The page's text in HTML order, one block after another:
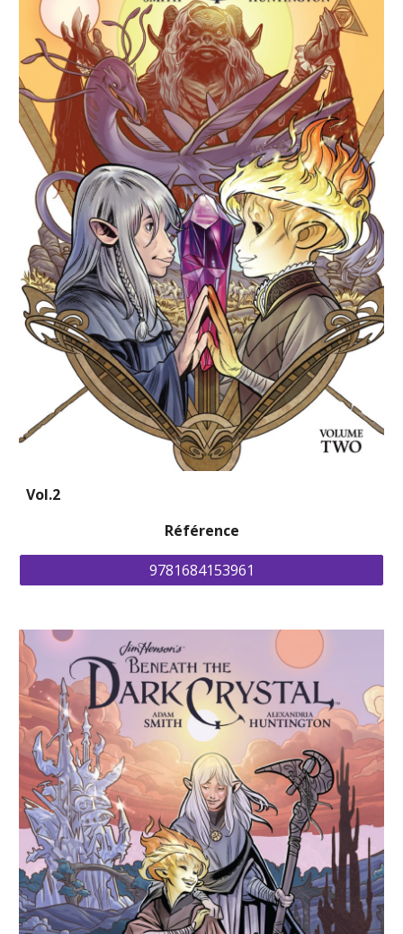
Vol.2
Référence
9781684153961